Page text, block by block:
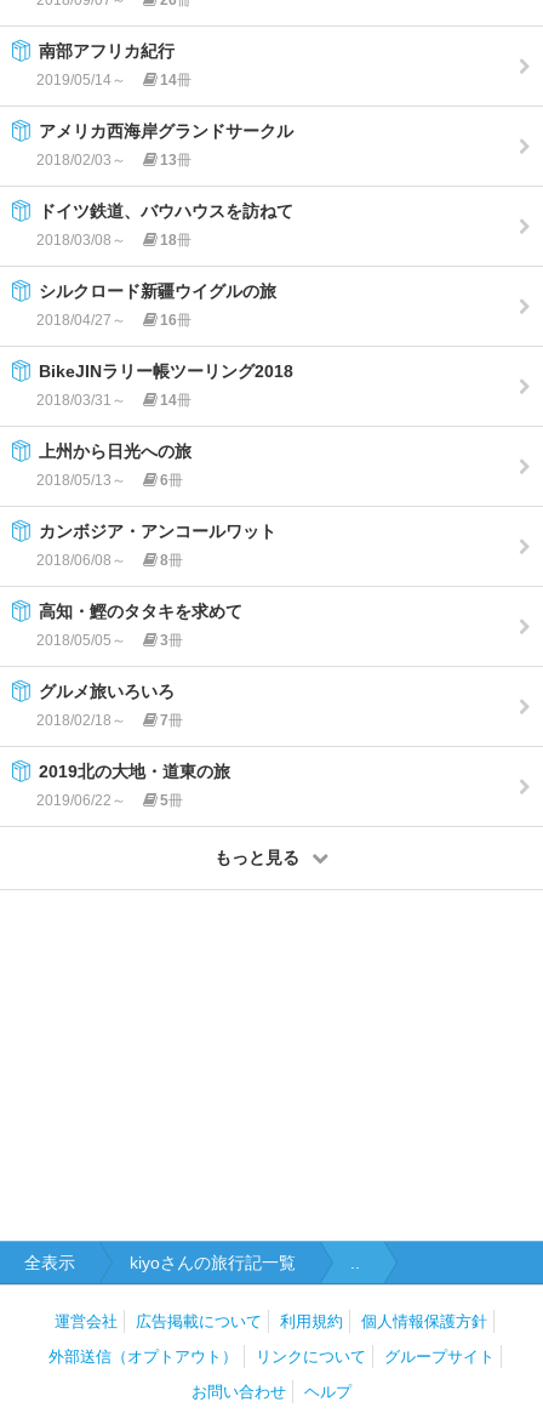
南部アフリカ紀行
2019/05/14～ 14冊
アメリカ西海岸グランドサークル
2018/02/03～ 13冊
ドイツ鉄道、バウハウスを訪ねて
2018/03/08～ 18冊
シルクロード新疆ウイグルの旅
2018/04/27～ 16冊
BikeJINラリー帳ツーリング2018
2018/03/31～ 14冊
上州から日光への旅
2018/05/13～ 6冊
カンボジア・アンコールワット
2018/06/08～ 8冊
高知・鰹のタタキを求めて
2018/05/05～ 3冊
グルメ旅いろいろ
2018/02/18～ 7冊
2019北の大地・道東の旅
2019/06/22～ 5冊
もっと見る
全表示 kiyoさんの旅行記一覧
運営会社 広告掲載について 利用規約
個人情報保護方針
外部送信（オプトアウト）
リンクについて
グループサイト
お問い合わせ
ヘルプ